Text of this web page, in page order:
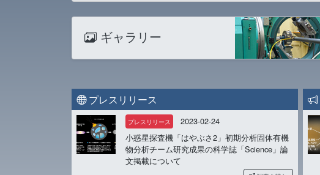
ギャラリー
プレスリリース
プレスリリース
2023-02-24
小惑星探査機「はやぶさ2」初期分析固体有機
物分析チーム研究成果の科学誌「Science」論
文掲載について